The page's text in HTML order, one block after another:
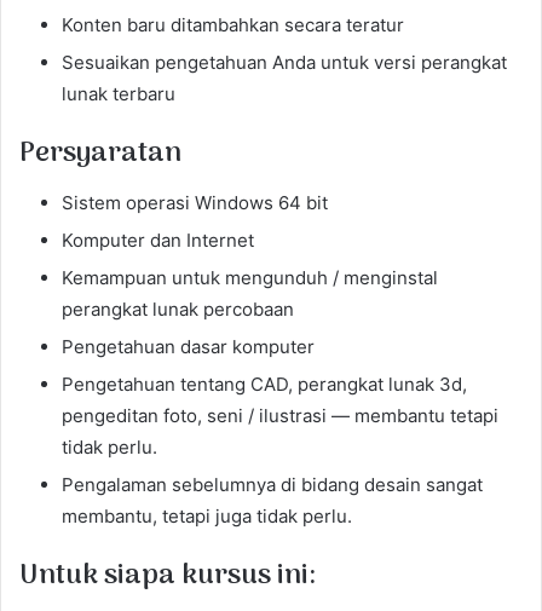
Konten baru ditambahkan secara teratur
Sesuaikan pengetahuan Anda untuk versi perangkat
lunak terbaru
Persyaratan
Sistem operasi Windows 64 bit
Komputer dan Internet
Kemampuan untuk mengunduh / menginstal
perangkat lunak percobaan
Pengetahuan dasar komputer
Pengetahuan tentang CAD, perangkat lunak 3d,
pengeditan foto, seni / ilustrasi — membantu tetapi
tidak perlu.
Pengalaman sebelumnya di bidang desain sangat
membantu, tetapi juga tidak perlu.
Untuk siapa kursus ini: